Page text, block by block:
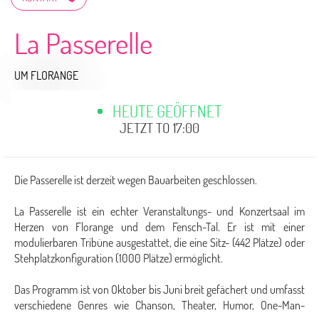
La Passerelle
UM FLORANGE
HEUTE GEÖFFNET
JETZT TO 17:00
Die Passerelle ist derzeit wegen Bauarbeiten geschlossen.
La Passerelle ist ein echter Veranstaltungs- und Konzertsaal im
Herzen von Florange und dem Fensch-Tal. Er ist mit einer
modulierbaren Tribüne ausgestattet, die eine Sitz- (442 Plätze) oder
Stehplatzkonfiguration (1000 Plätze) ermöglicht.
Das Programm ist von Oktober bis Juni breit gefächert und umfasst
verschiedene Genres wie Chanson, Theater, Humor, One-Man-